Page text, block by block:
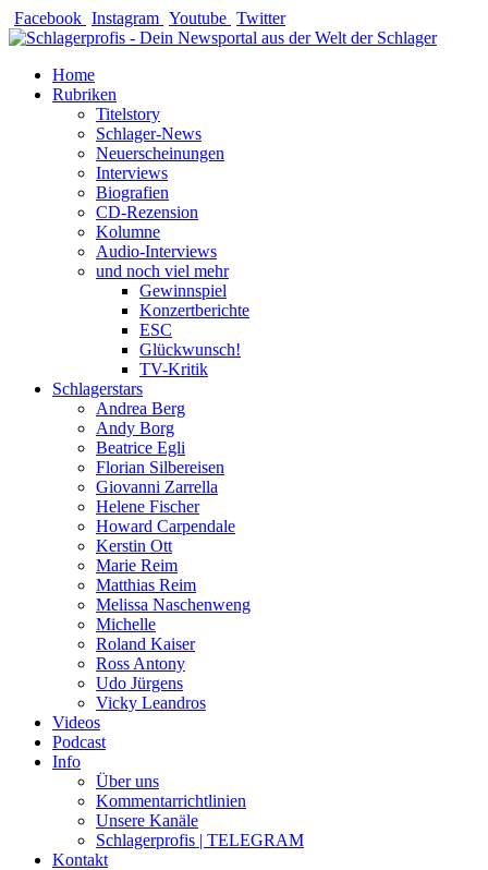
Zum
Inhalt
Facebook Instagram Youtube Twitter
Home
Rubriken
Titelstory
Schlager-News
Neuerscheinungen
Interviews
Biografien
CD-Rezension
Kolumne
Audio-Interviews
und noch viel mehr
Gewinnspiel
Konzertberichte
ESC
Glückwunsch!
TV-Kritik
Schlagerstars
Andrea Berg
Andy Borg
Beatrice Egli
Florian Silbereisen
Giovanni Zarrella
Helene Fischer
Howard Carpendale
Kerstin Ott
Marie Reim
Matthias Reim
Melissa Naschenweng
Michelle
Roland Kaiser
Ross Antony
Udo Jürgens
Vicky Leandros
Videos
Podcast
Info
Über uns
Kommentarrichtlinien
Unsere Kanäle
Schlagerprofis | TELEGRAM
Kontakt